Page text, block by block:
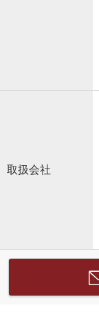
取扱会社